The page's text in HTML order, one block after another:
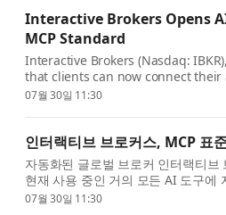
Interactive Brokers Opens
MCP Standard
Interactive Brokers (Nasdaq:
that clients can now connect
Previously limited to the certified
07월 30일 11:30
인터랙티브 브로커스, MCP 표
자동화된 글로벌 브로커 인터랙티
현재 사용 중인 거의 모든 AI 도구에
는 ChatGPT, Claude 및 Grok의 인
07월 30일 11:30